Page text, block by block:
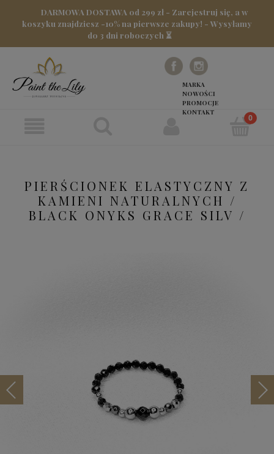
DARMOWA DOSTAWA od 299 zł - Zarejestruj się, a w
koszyku znajdziesz -10% na pierwsze zakupy! - Wysyłamy
do 3 dni roboczych ⏳
MARKA
NOWOŚCI
PROMOCJE
KONTAKT
PIERŚCIONEK ELASTYCZNY Z
KAMIENI NATURALNYCH /
BLACK ONYKS GRACE SILV /